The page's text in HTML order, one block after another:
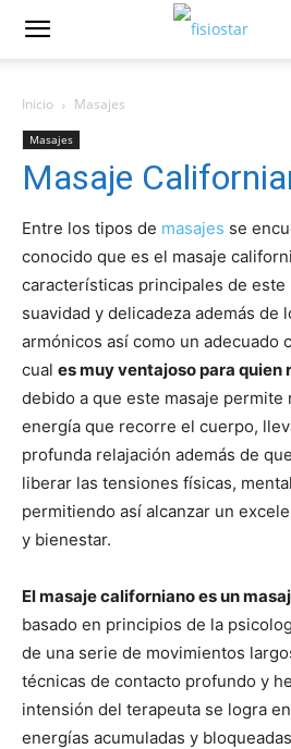
Inicio Masajes
Masajes
Masaje
Entre los tipos de masajes se
conocido que es el masaje
características principales de este
suavidad y delicadeza además de
armónicos así como un adecuado
cual es muy ventajoso para quien
debido a que este masaje
energía que recorre el cuerpo,
profunda relajación además de
liberar las tensiones físicas,
permitiendo así alcanzar un
y bienestar.
El masaje californiano es un
basado en principios de la
de una serie de movimientos
técnicas de contacto profundo y
intensión del terapeuta se logra
energías acumuladas y